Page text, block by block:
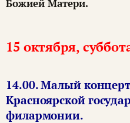
Божией Матери.
15 октября,
14.00. Малый
Красноярской
филармонии.